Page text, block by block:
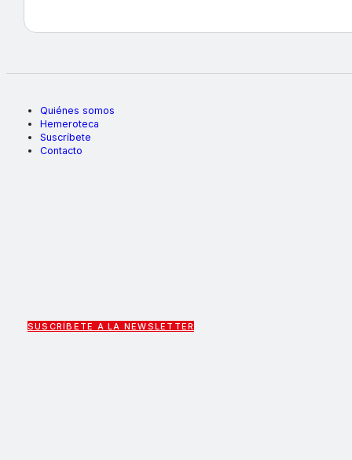
Quiénes somos
Hemeroteca
Suscríbete
Contacto
SUSCRÍBETE A LA NEWSLETTER